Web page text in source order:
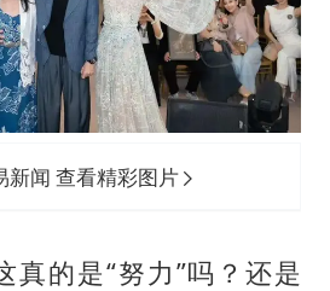
新闻 查看精彩图片
真的是“努力”吗？还是